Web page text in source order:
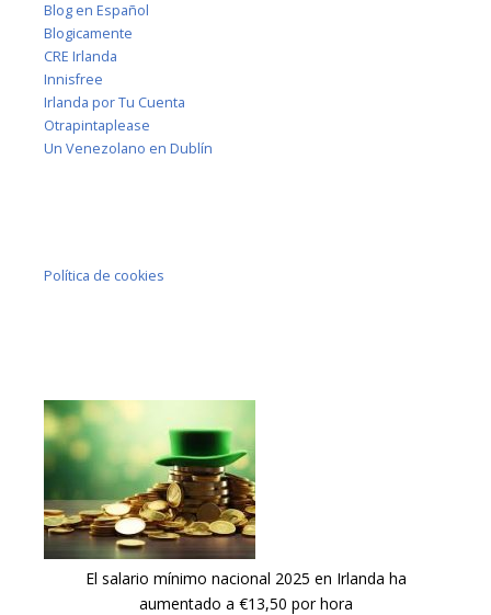
Blog en Español
Blogicamente
CRE Irlanda
Innisfree
Irlanda por Tu Cuenta
Otrapintaplease
Un Venezolano en Dublín
Política de cookies
El salario mínimo nacional 2025 en Irlanda ha
aumentado a €13,50 por hora